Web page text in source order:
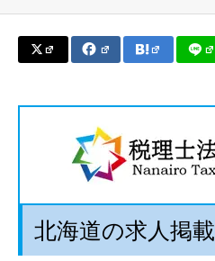
北海道の求人掲載